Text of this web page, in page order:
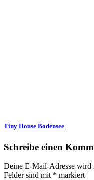
Tiny House Bodensee
Schreibe einen
Deine E-Mail-Adresse wird
Felder sind mit * markiert